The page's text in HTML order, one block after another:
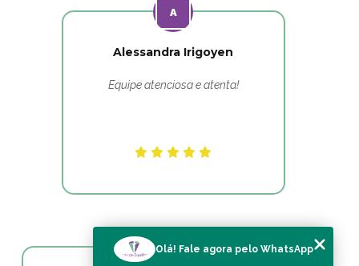
Alessandra Irigoyen
Equipe atenciosa e atenta!
Olá! Fale agora pelo WhatsApp